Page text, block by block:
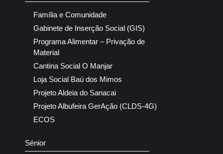
Família e Comunidade
Gabinete de Inserção Social (GIS)
Programa Alimentar – Privação de
Material
Cantina Social O Manjar
Loja Social Baú dos Mimos
Projeto Aldeia do Sanacai
Projeto Albufeira GerAção (CLDS-4G)
ECOS
Sénior